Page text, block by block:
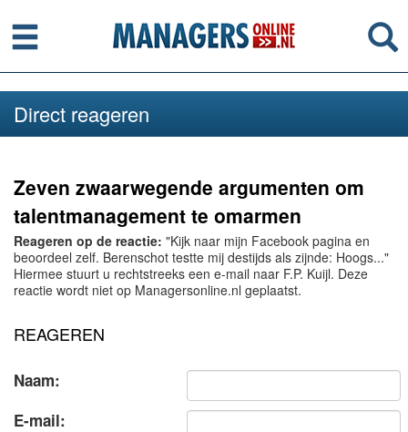
Menu
Direct reageren
Zeven zwaarwegende argumenten om
talentmanagement te omarmen
Reageren op de reactie: "Kijk naar mijn Facebook pagina en
beoordeel zelf. Berenschot testte mij destijds als zijnde: Hoogs..."
Hiermee stuurt u rechtstreeks een e-mail naar F.P. Kuijl. Deze
reactie wordt niet op Managersonline.nl geplaatst.
REAGEREN
Naam:
E-mail: